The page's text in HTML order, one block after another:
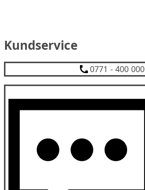
Kundservice
0771 - 400 000